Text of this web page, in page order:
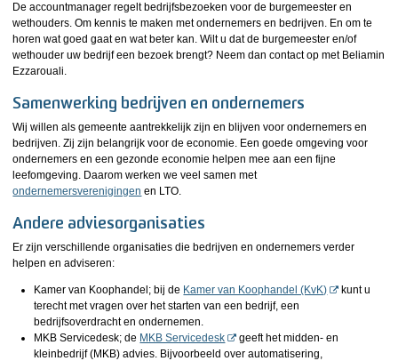
De accountmanager regelt bedrijfsbezoeken voor de burgemeester en
wethouders. Om kennis te maken met ondernemers en bedrijven. En om te
horen wat goed gaat en wat beter kan. Wilt u dat de burgemeester en/of
wethouder uw bedrijf een bezoek brengt? Neem dan contact op met Beliamin
Ezzarouali.
Samenwerking bedrijven en ondernemers
Wij willen als gemeente aantrekkelijk zijn en blijven voor ondernemers en
bedrijven. Zij zijn belangrijk voor de economie. Een goede omgeving voor
ondernemers en een gezonde economie helpen mee aan een fijne
leefomgeving. Daarom werken we veel samen met
ondernemersverenigingen en LTO.
Andere adviesorganisaties
Er zijn verschillende organisaties die bedrijven en ondernemers verder
helpen en adviseren:
Kamer van Koophandel; bij de Kamer van Koophandel (KvK)
kunt u
terecht met vragen over het starten van een bedrijf, een
bedrijfsoverdracht en ondernemen.
MKB Servicedesk; de MKB Servicedesk
geeft het midden- en
kleinbedrijf (MKB) advies. Bijvoorbeeld over automatisering,